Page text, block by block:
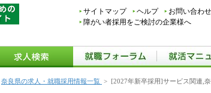
サイトマップ ヘルプ お問い合わせ
障がい者採用をご検討の企業様へ
奈良県の求人・就職採用情報一覧 > [2027年新卒採用]サービス関連,